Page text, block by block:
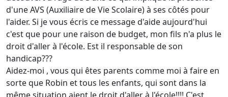
d'une AVS (Auxiliaire de Vie Scolaire) à ses côtés pour
l'aider. Si je vous écris ce message d'aide aujourd'hui
c'est que pour une raison de budget, mon fils n'a plus le
droit d'aller à l'école. Est il responsable de son
handicap???
Aidez-moi , vous qui êtes parents comme moi à faire en
sorte que Robin et tous les enfants, qui sont dans la